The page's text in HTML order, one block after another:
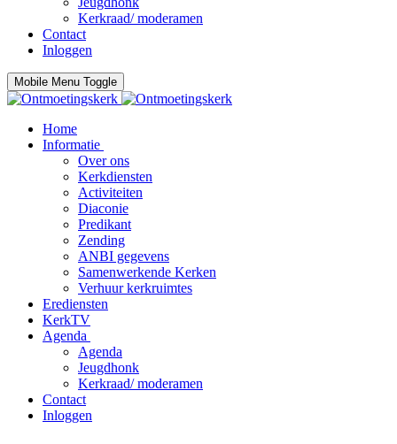
Kerkraad/ moderamen
Contact
Inloggen
Mobile Menu Toggle
Home
Informatie
Over ons
Kerkdiensten
Activiteiten
Diaconie
Predikant
Zending
ANBI gegevens
Samenwerkende Kerken
Verhuur kerkruimtes
Erediensten
KerkTV
Agenda
Agenda
Jeugdhonk
Kerkraad/ moderamen
Contact
Inloggen